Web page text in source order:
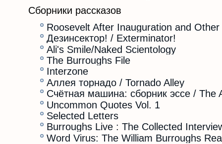
Сборники рассказов
Roosevelt After Inauguration and Other
Дезинсектор! / Exterminator!
Ali's Smile/Naked Scientology
The Burroughs File
Interzone
Аллея торнадо / Tornado Alley
Счётная машина: сборник эссе / The
Uncommon Quotes Vol. 1
Selected Letters
Burroughs Live : The Collected
Word Virus: The William Burroughs